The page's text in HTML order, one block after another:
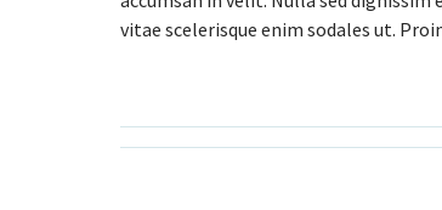
vitae scelerisque enim sodales ut.